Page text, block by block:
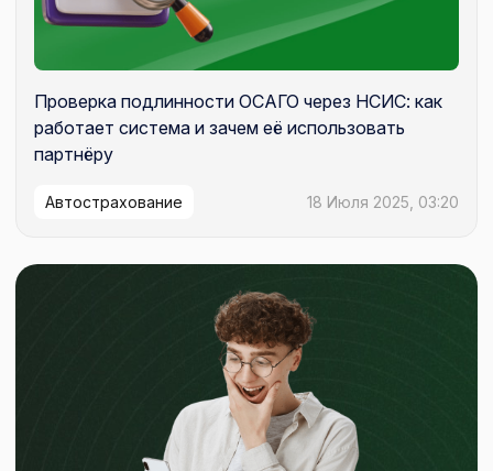
Проверка подлинности ОСАГО через НСИС: как
работает система и зачем её использовать
партнёру
Автострахование 18 Июля 2025, 03:20